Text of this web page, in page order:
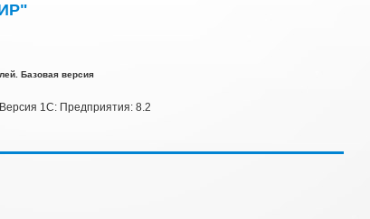
Базовая версия
1С: Предприятия: 8.2